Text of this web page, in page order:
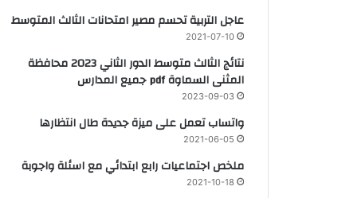
عاجل التربية تحسم مصير امتحانات الثالث المتوسط
2021-07-10
نتائج الثالث متوسط الدور الثاني 2023 محافظة
المثنى السماوة pdf جميع المدارس
2023-09-03
واتساب تعمل على ميزة جديدة طال انتظارها
2021-06-05
ملخص اجتماعيات رابع ابتدائي مع اسئلة واجوبة
2021-10-18